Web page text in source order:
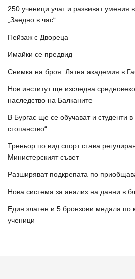
250 ученици учат и развиват умения
„Заедно в час“
Пейзаж с Двореца
Имайки се предвид
Снимка на броя: Лятна академия в
Нов институт ще изследва
наследство на Балканите
В Бургас ще се обучават и студенти
стопанство“
Треньор по вид спорт става
Министерският съвет
Разширяват подкрепата по
Нова система за анализ на данни в
Един златен и 5 бронзови медала по
ученици